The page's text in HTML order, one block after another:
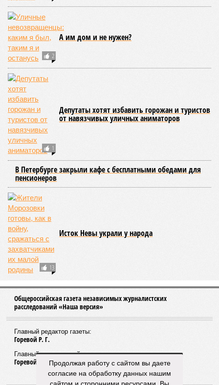
2
А им дом и не нужен?
1
Депутаты хотят избавить горожан и туристов
от навязчивых уличных аниматоров
В Петербурге закрыли кафе с бесплатными обедами для
пенсионеров
13
Исток Невы украли у народа
Общероссийская газета независимых журналистских
расследований «Наша версия»
Главный редактор газеты:
Горевой Р. Г.
Главный редактор сайта:
Горевой Р. Г.Продолжая работу с сайтом вы даете
согласие на обработку данных нашим
сайтом и сторонними ресурсами. Вы